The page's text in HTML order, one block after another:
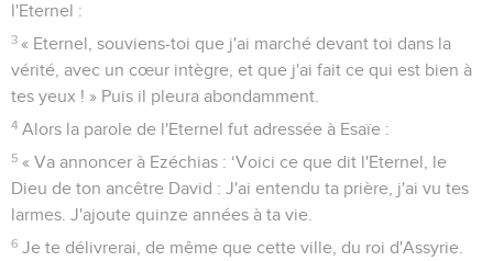
l'Eternel :
3 « Eternel, souviens-toi que j'ai marché devant toi dans la
vérité, avec un cœur intègre, et que j'ai fait ce qui est bien à
tes yeux ! » Puis il pleura abondamment.
4 Alors la parole de l'Eternel fut adressée à Esaïe :
5 « Va annoncer à Ezéchias : ‘Voici ce que dit l'Eternel, le
Dieu de ton ancêtre David : J'ai entendu ta prière, j'ai vu tes
larmes. J'ajoute quinze années à ta vie.
6 Je te délivrerai, de même que cette ville, du roi d'Assyrie.